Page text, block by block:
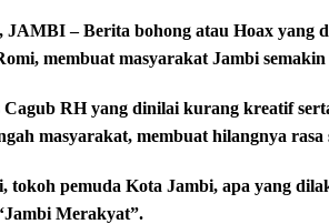
JAMBI – Berita bohong atau Hoax yang
membuat masyarakat Jambi
Cagub RH yang dinilai kurang kreatif
masyarakat, membuat hilangnya
tokoh pemuda Kota Jambi, apa yang
Merakyat”.